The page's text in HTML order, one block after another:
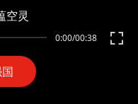
0:00/00:38
空灵